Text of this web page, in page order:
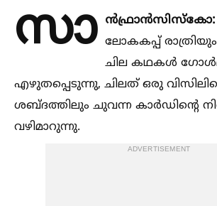
സാ ന്‍ഫ്രാന്‍സിസ്‌കോ:
ലോകകപ്പ്
ചില കഥകള്‍
എഴുതപ്പെടുന്നു, ചിലത് ഒരു
ശബ്ദത്തിലും ചുവന്ന കാര്‍ഡിന്റെ
വഴിമാറുന്നു.
ADVERTISEMENT